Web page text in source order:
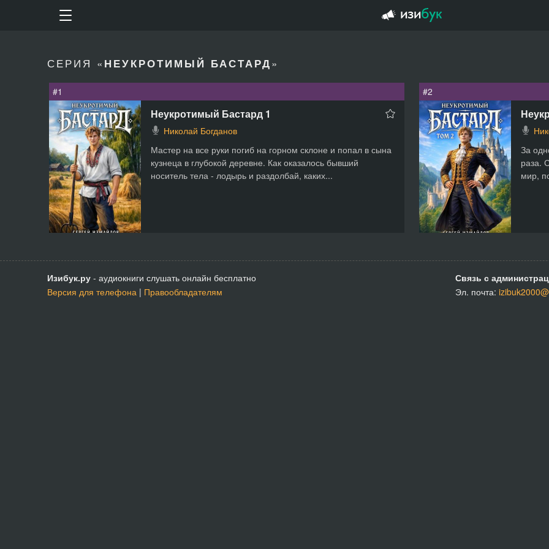
СЕРИЯ « НЕУКРОТИМЫЙ БАСТАРД»
#1
Неукротимый Бастард 1
Николай Богданов
Мастер на все руки погиб на горном склоне и попал в сына
кузнеца в глубокой деревне. Как оказалось бывший
носитель тела - лодырь и раздолбай, каких...
#2
За
раза.
мир,
Изибук.ру - аудиокниги слушать онлайн бесплатно
Версия для телефона | Правообладателям
Связь с
Эл. почта: